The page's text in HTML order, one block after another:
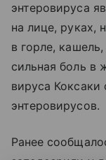
энтеровируса
на лице, руках,
в горле,
сильная боль в
вируса Коксаки
энтеровирусов.
Ранее